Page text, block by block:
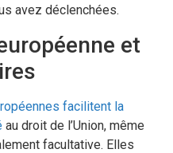
avez déclenchées.
et
facilitent la
au droit de l’Union, même
facultative. Elles